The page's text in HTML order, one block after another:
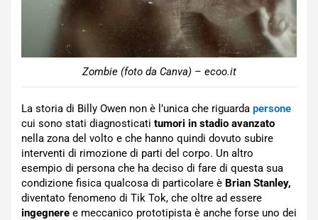
Zombie (foto da Canva) – ecoo.it
La storia di Billy Owen non è l’unica che riguarda persone
cui sono stati diagnosticati tumori in stadio avanzato
nella zona del volto e che hanno quindi dovuto subire
interventi di rimozione di parti del corpo. Un altro
esempio di persona che ha deciso di fare di questa sua
condizione fisica qualcosa di particolare è Brian Stanley,
diventato fenomeno di Tik Tok, che oltre ad essere
ingegnere e meccanico prototipista è anche forse uno dei